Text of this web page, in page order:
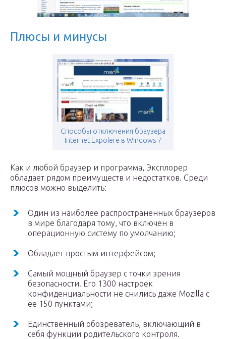
Плюсы и минусы
Способы отключения браузера
Internet Expolere в Windows 7
Как и любой браузер и программа, Эксплорер
обладает рядом преимуществ и недостатков. Среди
плюсов можно выделить:
Один из наиболее распространенных браузеров
в мире благодаря тому, что включен в
операционную систему по умолчанию;
Обладает простым интерфейсом;
Самый мощный браузер с точки зрения
безопасности. Его 1300 настроек
конфиденциальности не снились даже Mozilla с
ее 150 пунктами;
Единственный обозреватель, включающий в
себя функции родительского контроля.